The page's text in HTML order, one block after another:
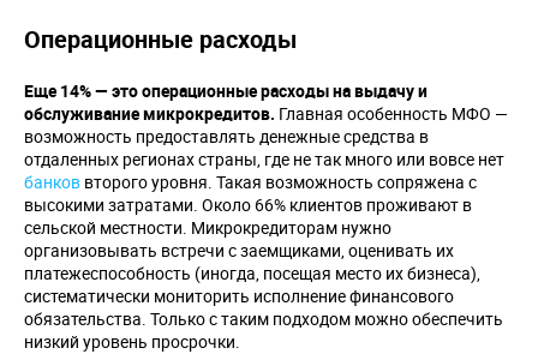
Операционные расходы
Еще 14% — это операционные расходы на выдачу и
обслуживание микрокредитов. Главная особенность МФО —
возможность предоставлять денежные средства в
отдаленных регионах страны, где не так много или вовсе нет
банков второго уровня. Такая возможность сопряжена с
высокими затратами. Около 66% клиентов проживают в
сельской местности. Микрокредиторам нужно
организовывать встречи с заемщиками, оценивать их
платежеспособность (иногда, посещая место их бизнеса),
систематически мониторить исполнение финансового
обязательства. Только с таким подходом можно обеспечить
низкий уровень просрочки.